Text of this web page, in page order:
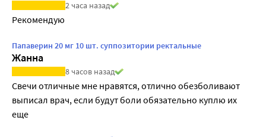
2 часа назад
Рекомендую
Папаверин 20 мг 10 шт. суппозитории ректальные
Жанна
8 часов назад
Свечи отличные мне нравятся, отлично обезболивают
выписал врач, если будут боли обязательно куплю их
еще